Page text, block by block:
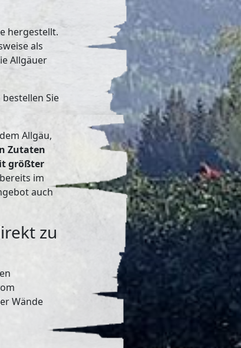
hergestellt.
als
Allgäuer
Sie
Allgäu,
Zutaten
größter
im
auch
zu
Wände